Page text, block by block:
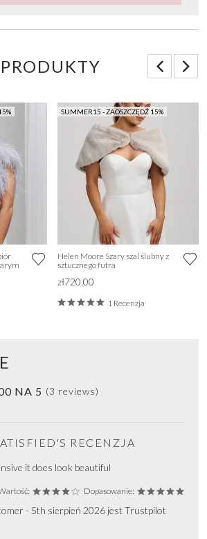
SUMMER15 - ZAOSZCZĘDŹ 15%
Helen Moore Szary szal ślubny z
sztucznego futra
zł720.00
1 Recenzja
NA 5 (3 reviews)
RECENZJA
it does look beautiful
Dopasowanie:
- 5th sierpień 2026 jest Trustpilot